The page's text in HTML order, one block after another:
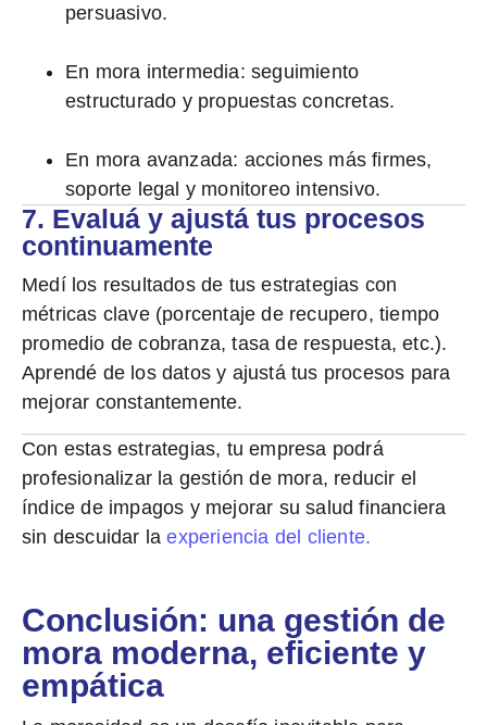
persuasivo.
En mora intermedia: seguimiento
estructurado y propuestas concretas.
En mora avanzada: acciones más firmes,
soporte legal y monitoreo intensivo.
7. Evaluá y ajustá tus procesos
continuamente
Medí los resultados de tus estrategias con
métricas clave (porcentaje de recupero, tiempo
promedio de cobranza, tasa de respuesta, etc.).
Aprendé de los datos y ajustá tus procesos para
mejorar constantemente.
Con estas estrategias, tu empresa podrá
profesionalizar la gestión de mora, reducir el
índice de impagos y mejorar su salud financiera
sin descuidar la experiencia del cliente.
Conclusión: una gestión de
mora moderna, eficiente y
empática